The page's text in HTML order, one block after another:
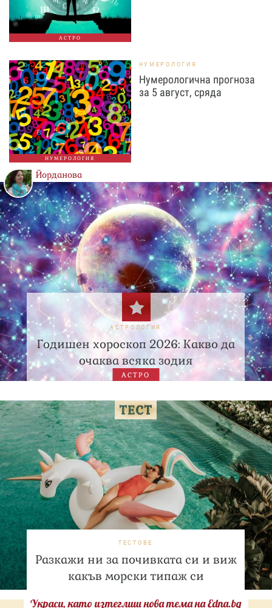
АСТРО
НУМЕРОЛОГИЯ
НУМЕРОЛОГИЯ
Нумерологична прогноза
за 5 август, сряда
Йорданова
АСТРОЛОГИЯ
Годишен хороскоп 2026: Какво да
очаква всяка зодия
АСТРО
ТЕСТОВЕ
Разкажи ни за почивката си и виж
какъв морски типаж си
Украси, като изтеглиш нова тема на Edna.bg